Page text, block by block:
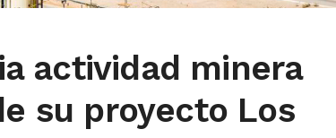
actividad minera
su proyecto Los